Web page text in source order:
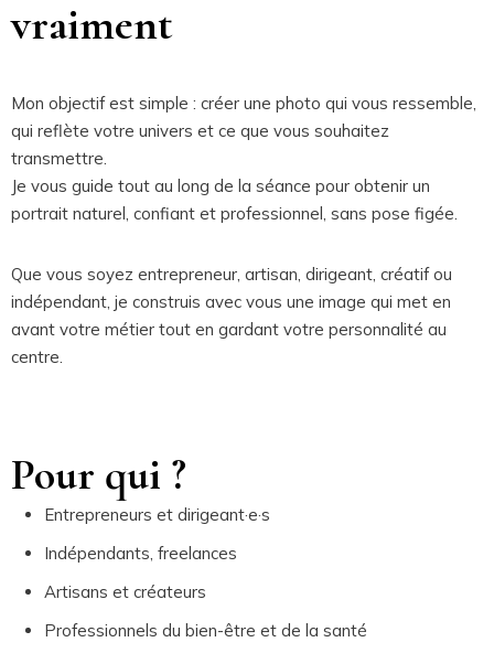
vraiment
Mon objectif est simple : créer une photo qui vous ressemble,
qui reflète votre univers et ce que vous souhaitez
transmettre.
Je vous guide tout au long de la séance pour obtenir un
portrait naturel, confiant et professionnel, sans pose figée.
Que vous soyez entrepreneur, artisan, dirigeant, créatif ou
indépendant, je construis avec vous une image qui met en
avant votre métier tout en gardant votre personnalité au
centre.
Pour qui ?
Entrepreneurs et dirigeant·e·s
Indépendants, freelances
Artisans et créateurs
Professionnels du bien-être et de la santé